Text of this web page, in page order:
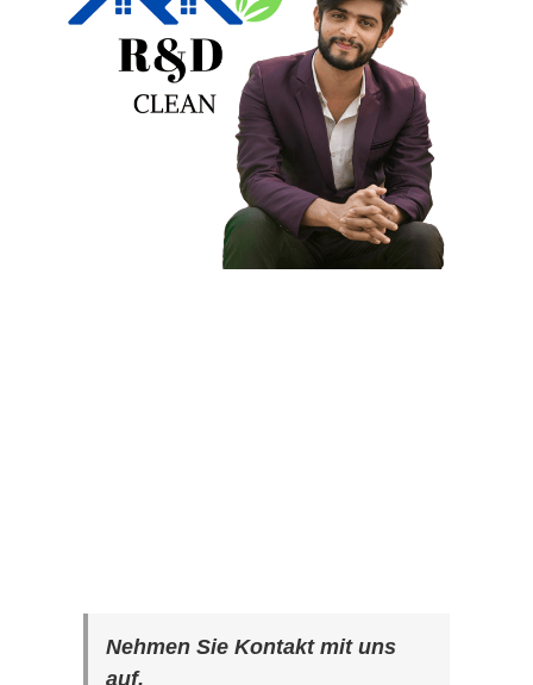
Nehmen Sie Kontakt mit uns
auf.